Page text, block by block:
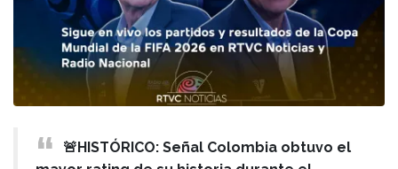
🚨HISTÓRICO: Señal Colombia obtuvo el